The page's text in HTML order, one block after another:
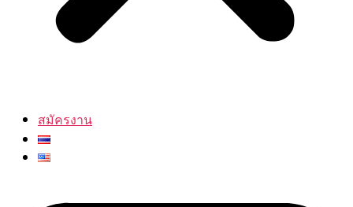
สมัครงาน